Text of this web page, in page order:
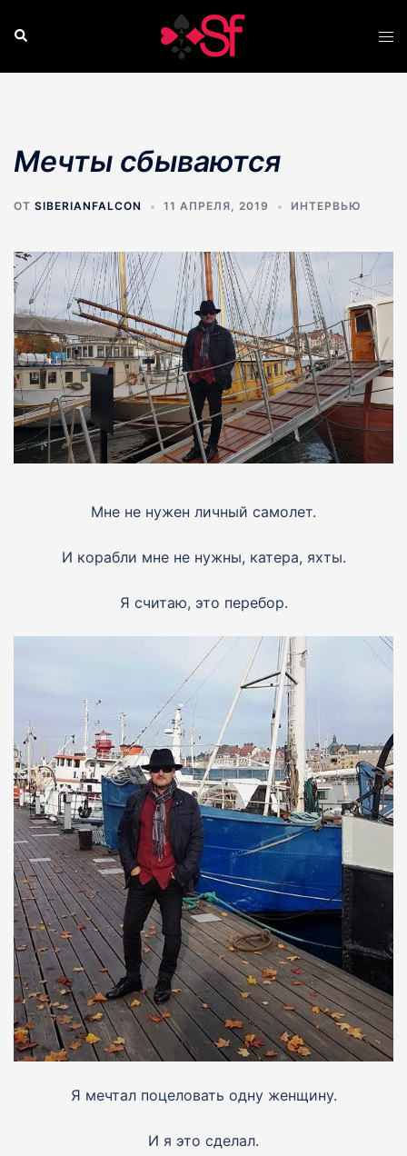
Поиск
Мечты сбываются
ОТ SIBERIANFALCON 11 АПРЕЛЯ, 2019 ИНТЕРВЬЮ
Мне не нужен личный самолет.
И корабли мне не нужны, катера, яхты.
Я считаю, это перебор.
Я мечтал поцеловать одну женщину.
И я это сделал.